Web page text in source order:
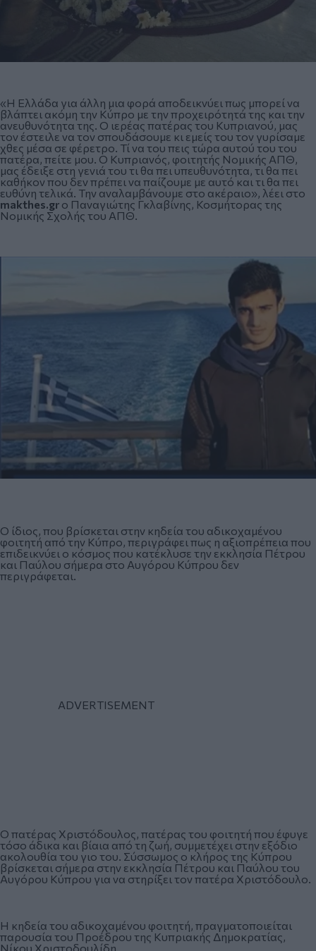
«Η Ελλάδα για άλλη μια φορά αποδεικνύει πως μπορεί να
βλάπτει ακόμη την Κύπρο με την προχειρότητά της και την
ανευθυνότητα της. Ο ιερέας πατέρας του Κυπριανού, μας
τον έστειλε να τον σπουδάσουμε κι εμείς του τον γυρίσαμε
χθες μέσα σε φέρετρο. Τί να του πεις τώρα αυτού του του
πατέρα, πείτε μου. Ο Κυπριανός, φοιτητής Νομικής ΑΠΘ,
μας έδειξε στη γενιά του τι θα πει υπευθυνότητα, τι θα πει
καθήκον που δεν πρέπει να παίζουμε με αυτό και τι θα πει
ευθύνη τελικά. Την αναλαμβάνουμε στο ακέραιο», λέει στο
makthes.gr ο Παναγιώτης Γκλαβίνης, Κοσμήτορας της
Νομικής Σχολής του ΑΠΘ.
Ο ίδιος, που βρίσκεται στην κηδεία του αδικοχαμένου
φοιτητή από την Κύπρο, περιγράφει πως η αξιοπρέπεια που
επιδεικνύει ο κόσμος που κατέκλυσε την εκκλησία Πέτρου
και Παύλου σήμερα στο Αυγόρου Κύπρου δεν
περιγράφεται.
Ο πατέρας Χριστόδουλος, πατέρας του φοιτητή που έφυγε
τόσο άδικα και βίαια από τη ζωή, συμμετέχει στην εξόδιο
ακολουθία του γιο του. Σύσσωμος ο κλήρος της Κύπρου
βρίσκεται σήμερα στην εκκλησία Πέτρου και Παύλου του
Αυγόρου Κύπρου για να στηρίξει τον πατέρα Χριστόδουλο.
Η κηδεία του αδικοχαμένου φοιτητή, πραγματοποιείται
παρουσία του Προέδρου της Κυπριακής Δημοκρατίας,
Νίκου Χριστοδουλίδη.